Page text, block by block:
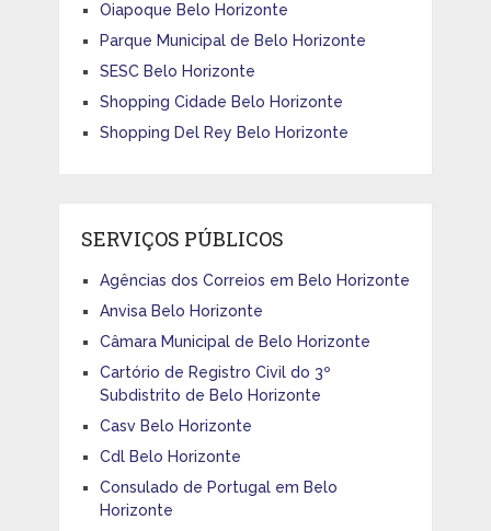
Oiapoque Belo Horizonte
Parque Municipal de Belo Horizonte
SESC Belo Horizonte
Shopping Cidade Belo Horizonte
Shopping Del Rey Belo Horizonte
SERVIÇOS PÚBLICOS
Agências dos Correios em Belo Horizonte
Anvisa Belo Horizonte
Câmara Municipal de Belo Horizonte
Cartório de Registro Civil do 3º
Subdistrito de Belo Horizonte
Casv Belo Horizonte
Cdl Belo Horizonte
Consulado de Portugal em Belo
Horizonte